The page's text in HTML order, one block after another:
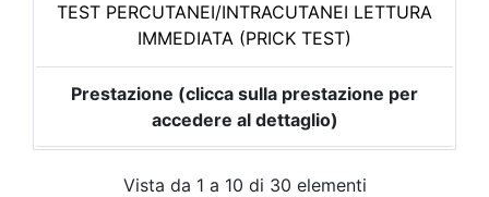
TEST PERCUTANEI/INTRACUTANEI LETTURA
IMMEDIATA (PRICK TEST)
Prestazione (clicca sulla prestazione per
accedere al dettaglio)
Vista da 1 a 10 di 30 elementi